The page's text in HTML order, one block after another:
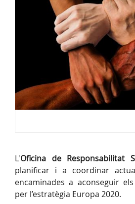
L'Oficina de Responsabilitat
planificar i a coordinar
encaminades a aconseguir
per l’estratègia Europa 2020.